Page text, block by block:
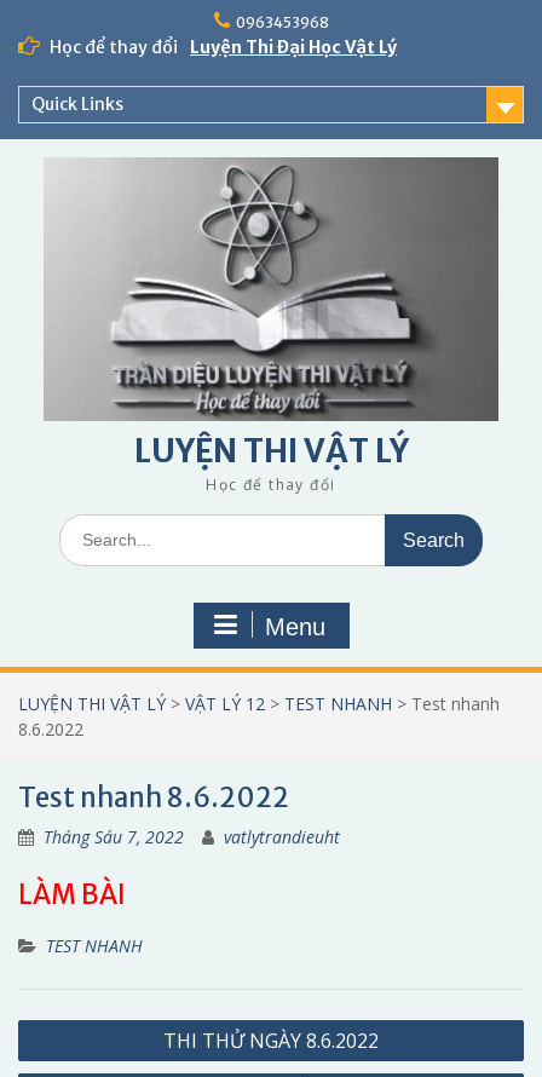
content
0963453968
Học để thay đổi Luyện Thi Đại Học Vật Lý
Quick Links
LUYỆN THI VẬT LÝ
Học để thay đổi
Search
for:
Menu
LUYỆN THI VẬT LÝ > VẬT LÝ 12 > TEST NHANH > Test nhanh
8.6.2022
Test nhanh 8.6.2022
Tháng Sáu 7, 2022 vatlytrandieuht
LÀM BÀI
TEST NHANH
Điều
hướng
THI THỬ NGÀY 8.6.2022